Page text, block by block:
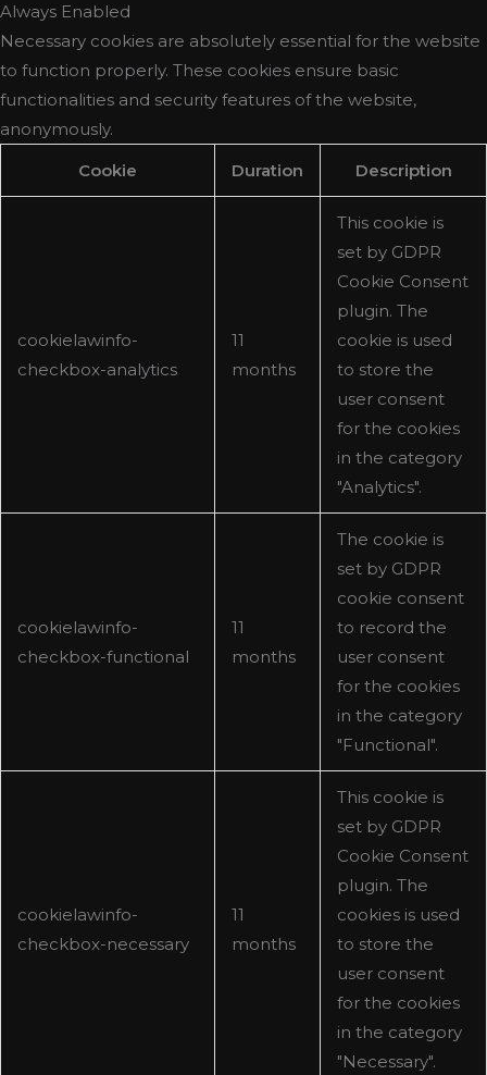
Always Enabled
Necessary cookies are absolutely essential for the website
to function properly. These cookies ensure basic
functionalities and security features of the website,
anonymously.
Cookie
Duration Description
cookielawinfo-
checkbox-analytics
11
months
This cookie is
set by GDPR
Cookie Consent
plugin. The
cookie is used
to store the
user consent
for the cookies
in the category
"Analytics".
cookielawinfo-
checkbox-functional
11
months
The cookie is
set by GDPR
cookie consent
to record the
user consent
for the cookies
in the category
"Functional".
cookielawinfo-
checkbox-necessary
11
months
This cookie is
set by GDPR
Cookie Consent
plugin. The
cookies is used
to store the
user consent
for the cookies
in the category
"Necessary".